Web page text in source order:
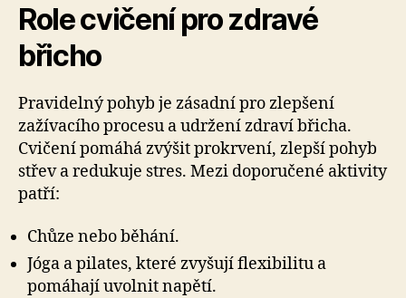
Role cvičení pro zdravé
břicho
Pravidelný pohyb je zásadní pro zlepšení
zažívacího procesu a udržení zdraví břicha.
Cvičení pomáhá zvýšit prokrvení, zlepší pohyb
střev a redukuje stres. Mezi doporučené aktivity
patří:
Chůze nebo běhání.
Jóga a pilates, které zvyšují flexibilitu a
pomáhají uvolnit napětí.